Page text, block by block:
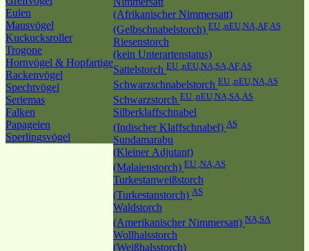
Eulen
Mausvögel
Kuckucksroller
Trogone
Hornvögel & Hopfartige
Rackenvögel
Spechtvögel
Seriemas
Falken
Papageien
Sperlingsvögel
(Afrikanischer Nimmersatt)
(Gelbschnabelstorch) EU ,nEU,NA,AF,AS
Riesenstorch
(kein Unterartenstatus)
Sattelstorch EU ,nEU,NA,SA,AF,AS
Schwarzschnabelstorch EU ,nEU,NA,AS
Schwarzstorch EU ,nEU,NA,SA,AS
Silberklaffschnabel
(Indischer Klaffschnabel) AS
Sundamarabu
(Kleiner Adjutant)
(Malaienstorch) EU ,NA,AS
Turkestanweißstorch
(Turkestanstorch) AS
Waldstorch
(Amerikanischer Nimmersatt) NA,SA
Wollhalsstorch
(Weißhalsstorch)